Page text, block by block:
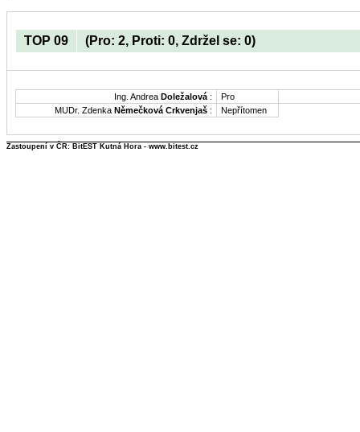
TOP 09 (Pro: 2, Proti: 0, Zdržel se: 0)
Ing. Andrea Doležalová :
Pro
MUDr. Zdenka Němečková Crkvenjaš : Nepřítomen
Zastoupení v ČR: BitEST Kutná Hora - www.bitest.cz